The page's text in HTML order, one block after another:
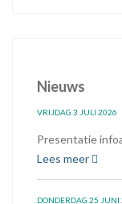
Nieuws
VRIJDAG 3 JULI 2026
Presentatie
Lees meer
DONDERDAG 25 JUNI